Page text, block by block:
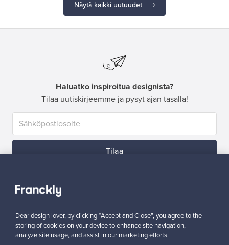
Näytä kaikki uutuudet
Haluatko inspiroitua designista?
Tilaa uutiskirjeemme ja pysyt ajan tasalla!
Tilaa
Aitoa designia Turvalliset maksut
Dear design lover, by clicking “Accept and Close”, you agree to the
storing of cookies on your device to enhance site navigation,
analyze site usage, and assist in our marketing efforts.